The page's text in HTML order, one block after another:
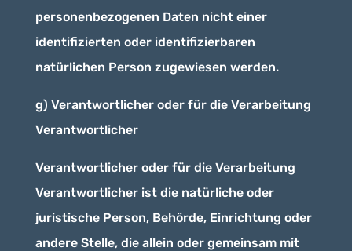
personenbezogenen Daten nicht einer
identifizierten oder identifizierbaren
natürlichen Person zugewiesen werden.
g) Verantwortlicher oder für die Verarbeitung
Verantwortlicher
Verantwortlicher oder für die Verarbeitung
Verantwortlicher ist die natürliche oder
juristische Person, Behörde, Einrichtung oder
andere Stelle, die allein oder gemeinsam mit